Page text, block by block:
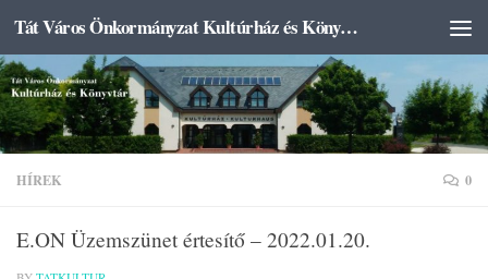
Skip to content Tát Város Önkormányzat Kultúrház és Könyvtár
HÍREK 0
E.ON Üzemszünet értesítő – 2022.01.20.